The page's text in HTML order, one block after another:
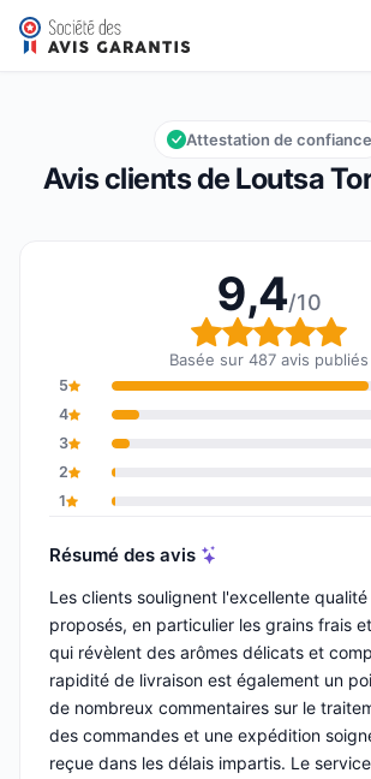
Loutsa Torréfacteur
Note globale : 9,4 sur 10
9,4/10
Avis clients de Loutsa
Attestation de confiance
9,4/10
Note
Basée sur 487 avis publiés
5
4
3
2
1
Résumé des avis
Les clients soulignent l'excellente
proposés, en particulier les grains frais
qui révèlent des arômes délicats et
rapidité de livraison est également un
de nombreux commentaires sur le
des commandes et une expédition
reçue dans les délais impartis. Le